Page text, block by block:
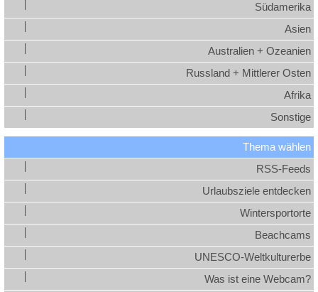
Südamerika
Asien
Australien + Ozeanien
Russland + Mittlerer Osten
Afrika
Sonstige
Thema wählen
RSS-Feeds
Urlaubsziele entdecken
Wintersportorte
Beachcams
UNESCO-Weltkulturerbe
Was ist eine Webcam?